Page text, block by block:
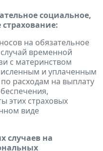
социальное,
на обязательное
временной
с материнством
и уплаченным
расходам на выплату
этих страховых
виде
случаев на